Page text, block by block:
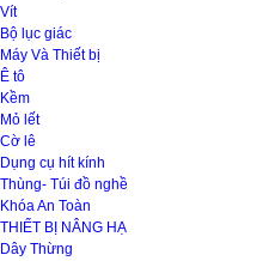
Vít
Bộ lục giác
Máy Và Thiết bị
Ê tô
Kềm
Mỏ lết
Cờ lê
Dụng cụ hít kính
Thùng- Túi đồ nghề
Khóa An Toàn
THIẾT BỊ NÂNG HẠ
Dây Thừng